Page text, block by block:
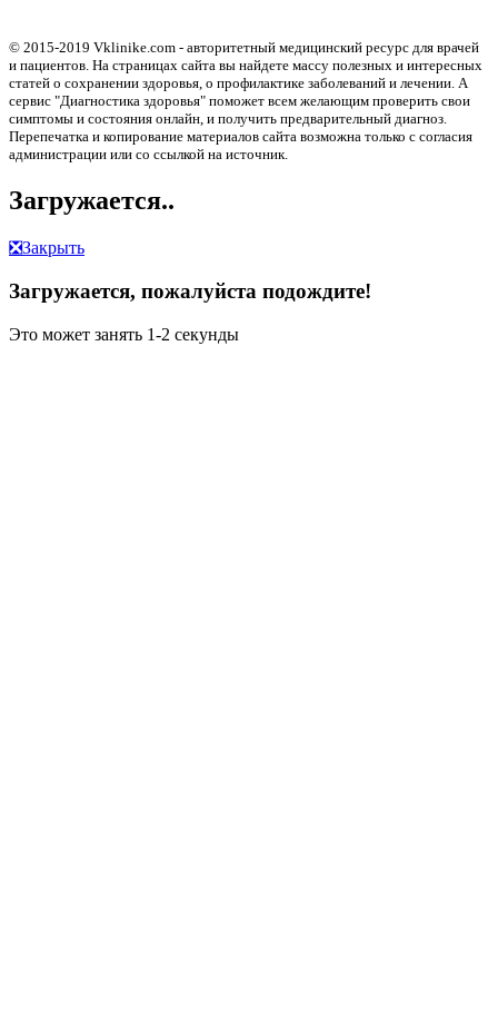
© 2015-2019 Vklinike.com - авторитетный медицинский ресурс для врачей
и пациентов. На страницах сайта вы найдете массу полезных и интересных
статей о сохранении здоровья, о профилактике заболеваний и лечении. А
сервис "Диагностика здоровья" поможет всем желающим проверить свои
симптомы и состояния онлайн, и получить предварительный диагноз.
Перепечатка и копирование материалов сайта возможна только с согласия
администрации или со ссылкой на источник.
Загружается..
❎Закрыть
Загружается, пожалуйста подождите!
Это может занять 1-2 секунды